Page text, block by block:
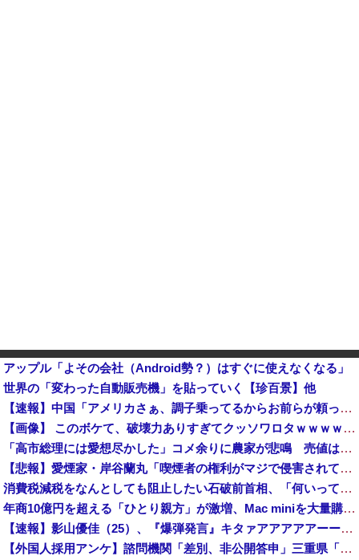
アップル「よその会社（Android勢？）はすぐに使えなくなる」
世界の「変わった自動販売機」を貼っていく【珍百景】他
【速報】中国「アメリカさぁ、調子乗ってるからお前らが頼ってる軍用中国ドローン輸出禁止するわw」
【画像】 このボケて、破壊力ありすぎてクッソワロタｗｗｗｗｗｗｗｗｗ
「高市総理には愛想尽かした」コメ余りに農家が悲鳴 売値は生産原価の半分以下に…肥料代や燃料代は高騰「
【悲報】愛煙家・岸谷蘭丸「喫煙者の権利がマジで侵害されてる」と私見 「いくら税金を我々が払ってるんだと」
消費税減税をなんとしても阻止したい石破前首相、「何いってんのこいつ」と有権者をドン引きさせるよな屁理屈を……
年商10億円を超える「ひとり親方」が激増、Mac miniを大量購入しAIを従業員代わりに
【速報】影山優佳（25）、『爆弾発言』キタァアアアアアーーーーー！！
【外国人採用アンケ】諮問機関「差別、非公開答申」三重県「差別に当たらず、公表する方針を決定した」